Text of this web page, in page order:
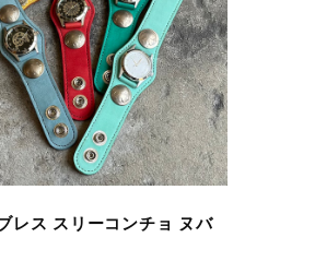
レス スリーコンチョ ヌバ